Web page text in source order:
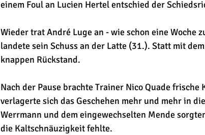
einem Foul an Lucien Hertel entschied der
Wieder trat André Luge an - wie schon eine Woche
landete sein Schuss an der Latte (31.). Statt mit
knappen Rückstand.
Nach der Pause brachte Trainer Nico Quade
verlagerte sich das Geschehen mehr und mehr in
Werrmann und dem eingewechselten Mende
die Kaltschnäuzigkeit fehlte.